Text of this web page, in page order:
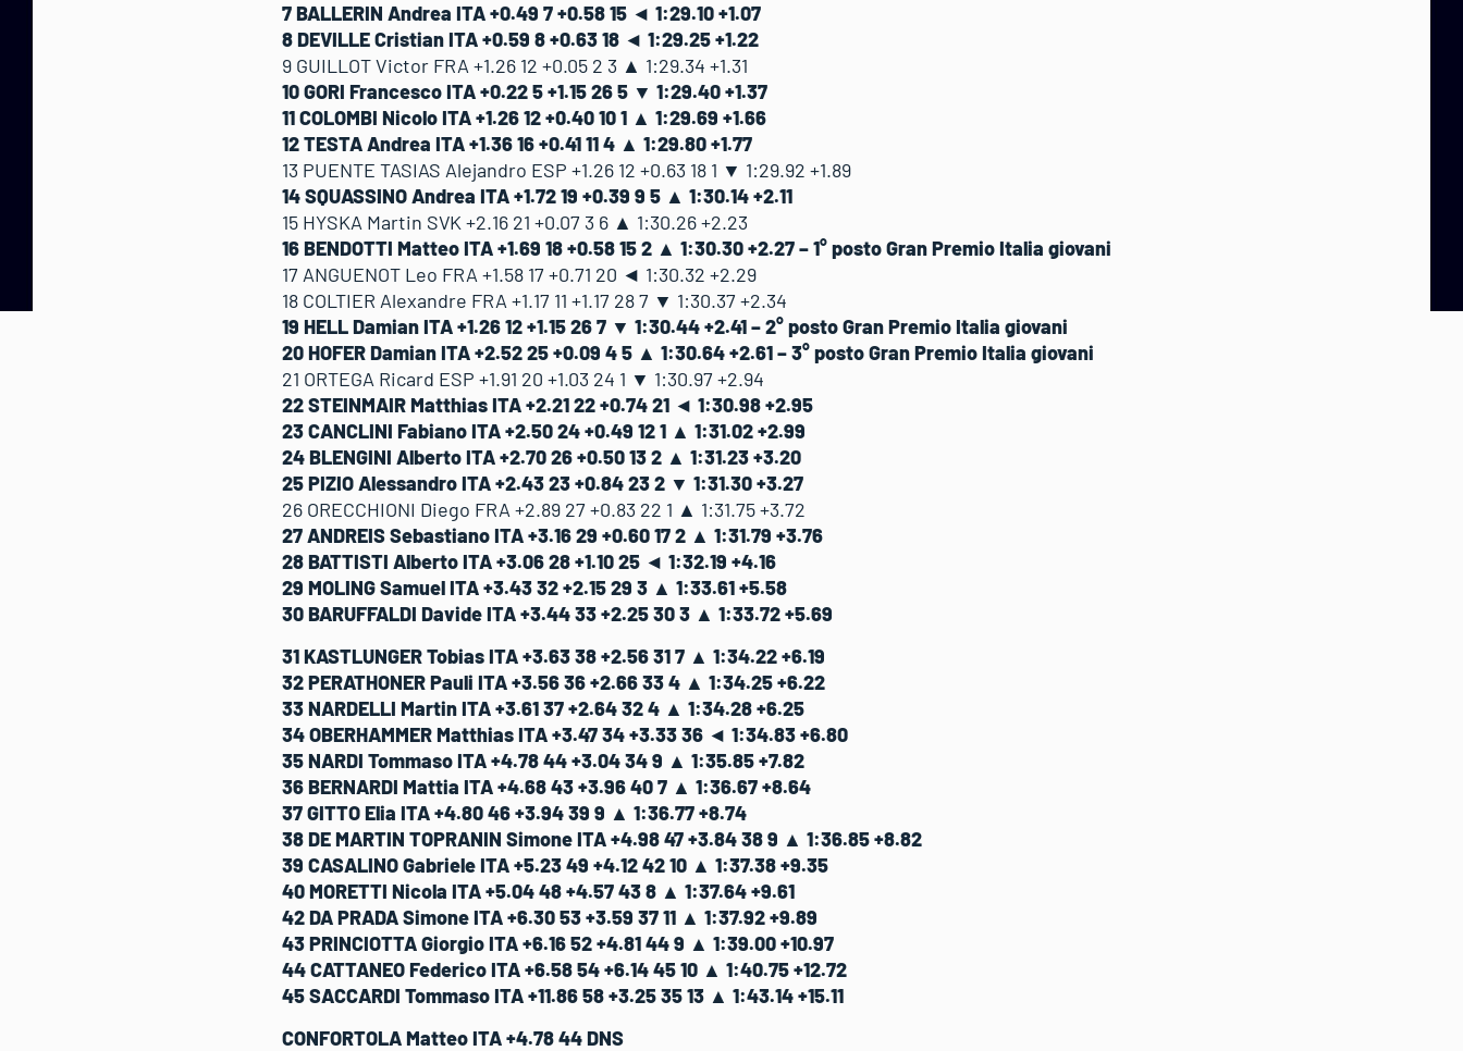
7 BALLERIN Andrea ITA +0.49 7 +0.58 15 ◄ 1:29.10 +1.07
8 DEVILLE Cristian ITA +0.59 8 +0.63 18 ◄ 1:29.25 +1.22
9 GUILLOT Victor FRA +1.26 12 +0.05 2 3 ▲ 1:29.34 +1.31
10 GORI Francesco ITA +0.22 5 +1.15 26 5 ▼ 1:29.40 +1.37
11 COLOMBI Nicolo ITA +1.26 12 +0.40 10 1 ▲ 1:29.69 +1.66
12 TESTA Andrea ITA +1.36 16 +0.41 11 4 ▲ 1:29.80 +1.77
13 PUENTE TASIAS Alejandro ESP +1.26 12 +0.63 18 1 ▼ 1:29.92 +1.89
14 SQUASSINO Andrea ITA +1.72 19 +0.39 9 5 ▲ 1:30.14 +2.11
15 HYSKA Martin SVK +2.16 21 +0.07 3 6 ▲ 1:30.26 +2.23
16 BENDOTTI Matteo ITA +1.69 18 +0.58 15 2 ▲ 1:30.30 +2.27 – 1° posto Gran Premio Italia giovani
17 ANGUENOT Leo FRA +1.58 17 +0.71 20 ◄ 1:30.32 +2.29
18 COLTIER Alexandre FRA +1.17 11 +1.17 28 7 ▼ 1:30.37 +2.34
19 HELL Damian ITA +1.26 12 +1.15 26 7 ▼ 1:30.44 +2.41 – 2° posto Gran Premio Italia giovani
20 HOFER Damian ITA +2.52 25 +0.09 4 5 ▲ 1:30.64 +2.61 – 3° posto Gran Premio Italia giovani
21 ORTEGA Ricard ESP +1.91 20 +1.03 24 1 ▼ 1:30.97 +2.94
22 STEINMAIR Matthias ITA +2.21 22 +0.74 21 ◄ 1:30.98 +2.95
23 CANCLINI Fabiano ITA +2.50 24 +0.49 12 1 ▲ 1:31.02 +2.99
24 BLENGINI Alberto ITA +2.70 26 +0.50 13 2 ▲ 1:31.23 +3.20
25 PIZIO Alessandro ITA +2.43 23 +0.84 23 2 ▼ 1:31.30 +3.27
26 ORECCHIONI Diego FRA +2.89 27 +0.83 22 1 ▲ 1:31.75 +3.72
27 ANDREIS Sebastiano ITA +3.16 29 +0.60 17 2 ▲ 1:31.79 +3.76
28 BATTISTI Alberto ITA +3.06 28 +1.10 25 ◄ 1:32.19 +4.16
29 MOLING Samuel ITA +3.43 32 +2.15 29 3 ▲ 1:33.61 +5.58
30 BARUFFALDI Davide ITA +3.44 33 +2.25 30 3 ▲ 1:33.72 +5.69
31 KASTLUNGER Tobias ITA +3.63 38 +2.56 31 7 ▲ 1:34.22 +6.19
32 PERATHONER Pauli ITA +3.56 36 +2.66 33 4 ▲ 1:34.25 +6.22
33 NARDELLI Martin ITA +3.61 37 +2.64 32 4 ▲ 1:34.28 +6.25
34 OBERHAMMER Matthias ITA +3.47 34 +3.33 36 ◄ 1:34.83 +6.80
35 NARDI Tommaso ITA +4.78 44 +3.04 34 9 ▲ 1:35.85 +7.82
36 BERNARDI Mattia ITA +4.68 43 +3.96 40 7 ▲ 1:36.67 +8.64
37 GITTO Elia ITA +4.80 46 +3.94 39 9 ▲ 1:36.77 +8.74
38 DE MARTIN TOPRANIN Simone ITA +4.98 47 +3.84 38 9 ▲ 1:36.85 +8.82
39 CASALINO Gabriele ITA +5.23 49 +4.12 42 10 ▲ 1:37.38 +9.35
40 MORETTI Nicola ITA +5.04 48 +4.57 43 8 ▲ 1:37.64 +9.61
42 DA PRADA Simone ITA +6.30 53 +3.59 37 11 ▲ 1:37.92 +9.89
43 PRINCIOTTA Giorgio ITA +6.16 52 +4.81 44 9 ▲ 1:39.00 +10.97
44 CATTANEO Federico ITA +6.58 54 +6.14 45 10 ▲ 1:40.75 +12.72
45 SACCARDI Tommaso ITA +11.86 58 +3.25 35 13 ▲ 1:43.14 +15.11
CONFORTOLA Matteo ITA +4.78 44 DNS